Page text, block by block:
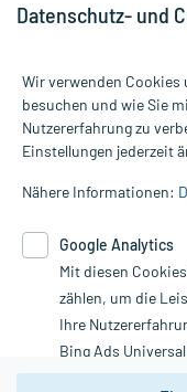
Alle Preise gelten inkl.
Informationen auf
die Untersuchung und
Therapien eingeleitet
Google Analytics.
unserer
nutzen Sie das
Vertrag widerrufen
Datenschutz- und
Wir verwenden Cookies
besuchen und wie Sie
Nutzererfahrung zu
Einstellungen jederzeit
Nähere Informationen:
Google Analytics
Mit diesen
zählen, um die
Ihre
Bing Ads
Youtube-Social